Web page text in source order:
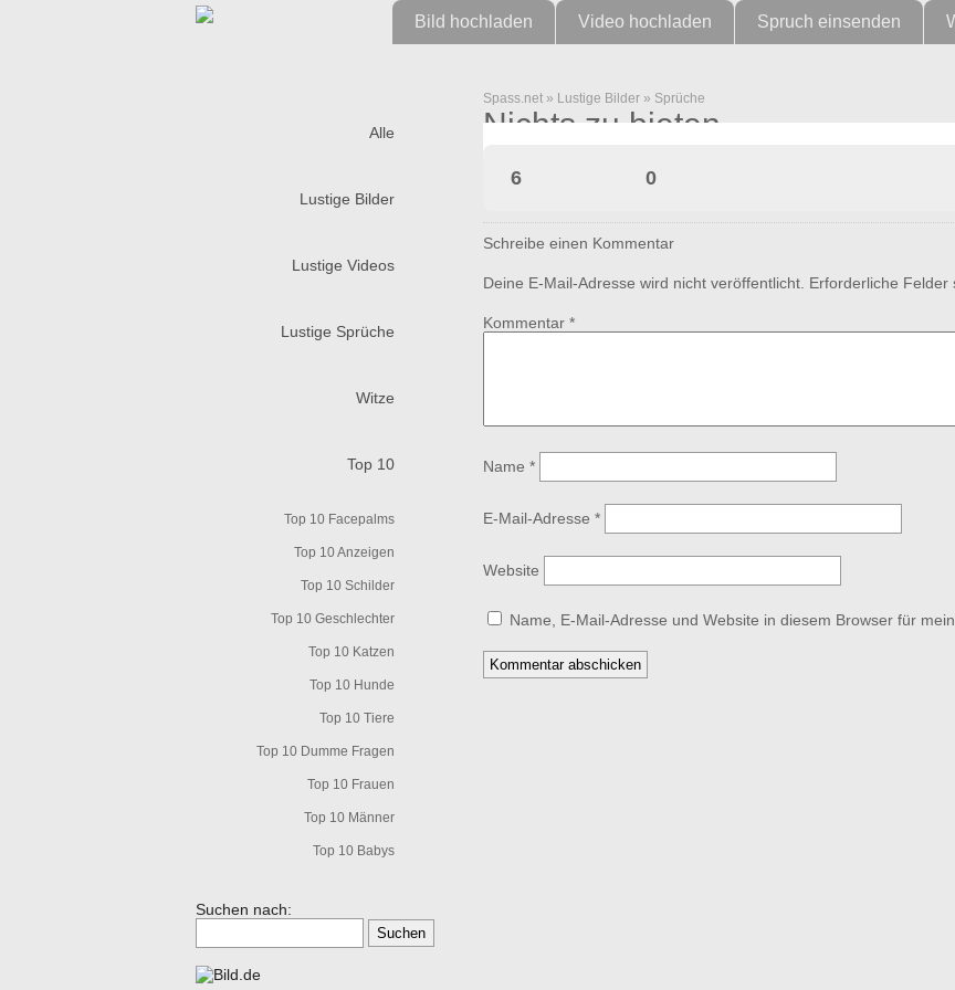
Bild hochladen Video hochladen Spruch einsenden
Alle
Lustige Bilder
Lustige Videos
Lustige Sprüche
Witze
Top 10
Top 10 Facepalms
Top 10 Anzeigen
Top 10 Schilder
Top 10 Geschlechter
Top 10 Katzen
Top 10 Hunde
Top 10 Tiere
Top 10 Dumme Fragen
Top 10 Frauen
Top 10 Männer
Top 10 Babys
Suchen nach:
Spass.net » Lustige Bilder » Sprüche
Nichts zu bieten
6 0
Schreibe einen Kommentar
Deine E-Mail-Adresse wird nicht veröffentlicht. Erforderliche Felder
Kommentar *
Name *
E-Mail-Adresse *
Website
Name, E-Mail-Adresse und Website in diesem Browser für